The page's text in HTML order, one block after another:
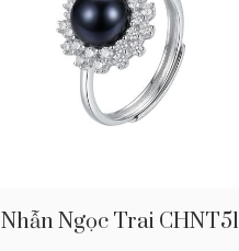
Nhẫn Ngọc Trai CHNT51